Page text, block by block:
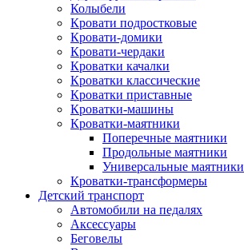
Колыбели
Кровати подростковые
Кровати-домики
Кровати-чердаки
Кроватки качалки
Кроватки классические
Кроватки приставные
Кроватки-машины
Кроватки-маятники
Поперечные маятники
Продольные маятники
Универсальные маятники
Кроватки-трансформеры
Детский транспорт
Автомобили на педалях
Аксессуары
Беговелы